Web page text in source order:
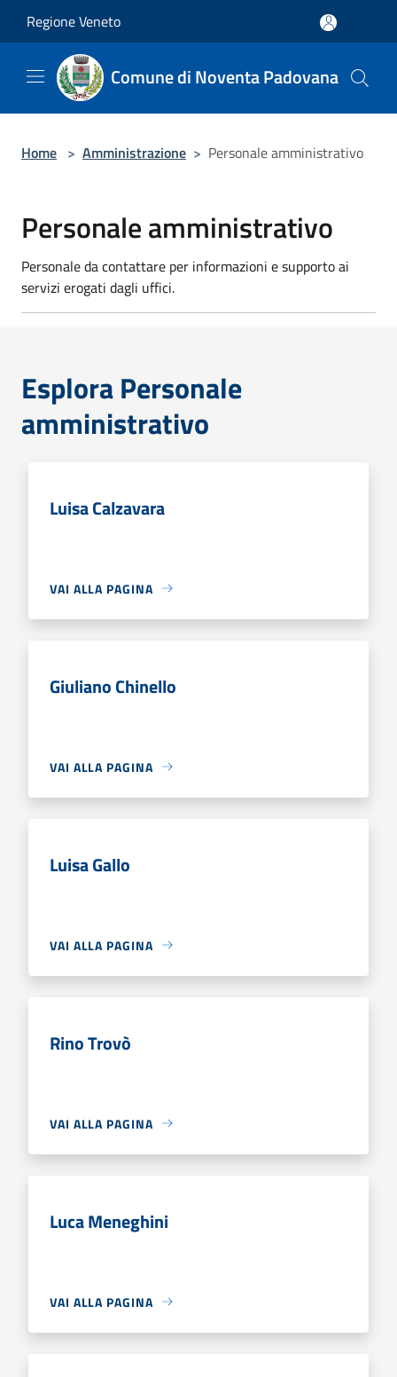
Regione Veneto
Comune di Noventa Padovana
Home > Amministrazione > Personale amministrativo
Personale amministrativo
Personale da contattare per informazioni e supporto ai
servizi erogati dagli uffici.
Esplora Personale
amministrativo
Luisa Calzavara
VAI ALLA PAGINA
Giuliano Chinello
VAI ALLA PAGINA
Luisa Gallo
VAI ALLA PAGINA
Rino Trovò
VAI ALLA PAGINA
Luca Meneghini
VAI ALLA PAGINA